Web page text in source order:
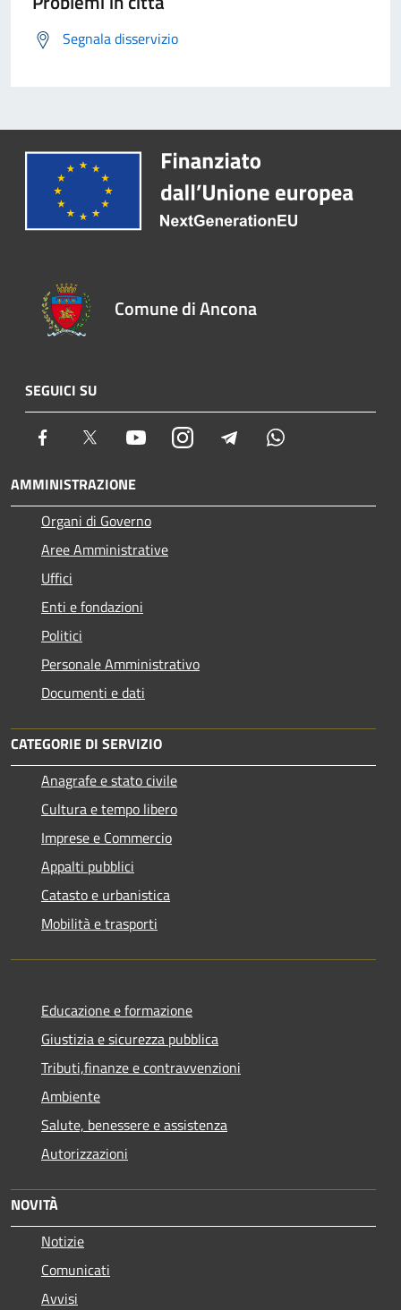
Segnala disservizio
Comune di Ancona
SEGUICI SU
Facebook Twitter YoutubeInstagram Telegram
AMMINISTRAZIONE
Organi di Governo
Aree Amministrative
Uffici
Enti e fondazioni
Politici
Personale Amministrativo
Documenti e dati
CATEGORIE DI SERVIZIO
Anagrafe e stato civile
Cultura e tempo libero
Imprese e Commercio
Appalti pubblici
Catasto e urbanistica
Mobilità e trasporti
Educazione e formazione
Giustizia e sicurezza pubblica
Tributi,finanze e contravvenzioni
Ambiente
Salute, benessere e assistenza
Autorizzazioni
NOVITÀ
Notizie
Comunicati
Avvisi